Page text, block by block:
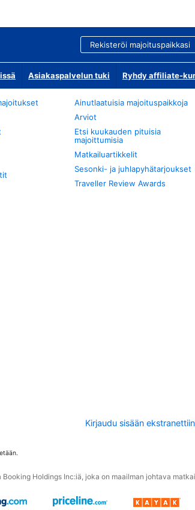
Rekisteröi majoituspaikkasi
Asiakaspalvelun tuki Ryhdy affiliate-
Ainutlaatuisia majoituspaikkoja
Arviot
Etsi kuukauden pituisia
majoittumisia
Matkailuartikkelit
Sesonki- ja juhlapyhätarjoukset
Traveller Review Awards
Kirjaudu sisään ekstranettiin
Booking Holdings Inc:iä, joka on maailman johtava